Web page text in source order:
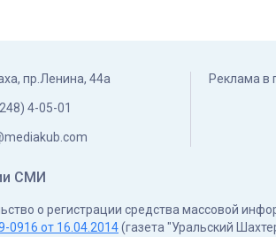
пр.Ленина, 44а
4-05-01
Реклама в
СМИ
о регистрации средства массовой
от 16.04.2014(газета "Уральский